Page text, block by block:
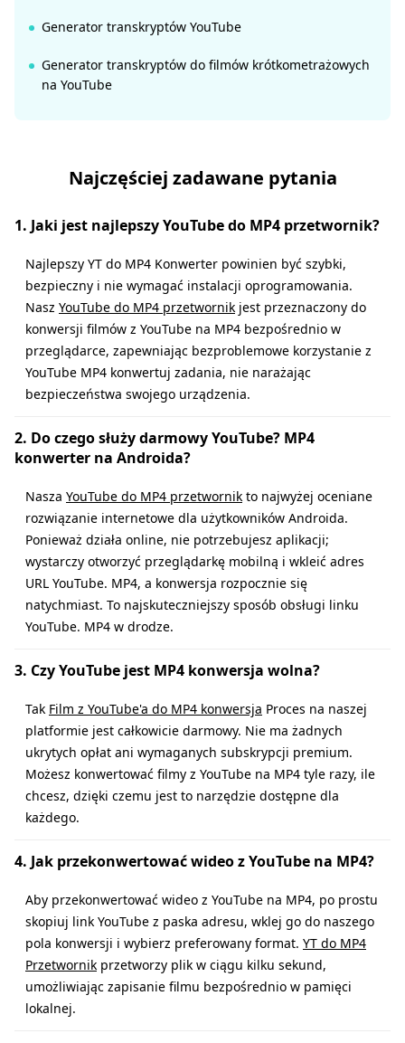
Generator transkryptów YouTube
Generator transkryptów do filmów krótkometrażowych
na YouTube
Najczęściej zadawane pytania
1. Jaki jest najlepszy YouTube do MP4 przetwornik?
Najlepszy YT do MP4 Konwerter powinien być szybki,
bezpieczny i nie wymagać instalacji oprogramowania.
Nasz YouTube do MP4 przetwornik jest przeznaczony do
konwersji filmów z YouTube na MP4 bezpośrednio w
przeglądarce, zapewniając bezproblemowe korzystanie z
YouTube MP4 konwertuj zadania, nie narażając
bezpieczeństwa swojego urządzenia.
2. Do czego służy darmowy YouTube? MP4
konwerter na Androida?
Nasza YouTube do MP4 przetwornik to najwyżej oceniane
rozwiązanie internetowe dla użytkowników Androida.
Ponieważ działa online, nie potrzebujesz aplikacji;
wystarczy otworzyć przeglądarkę mobilną i wkleić adres
URL YouTube. MP4, a konwersja rozpocznie się
natychmiast. To najskuteczniejszy sposób obsługi linku
YouTube. MP4 w drodze.
3. Czy YouTube jest MP4 konwersja wolna?
Tak Film z YouTube'a do MP4 konwersja Proces na naszej
platformie jest całkowicie darmowy. Nie ma żadnych
ukrytych opłat ani wymaganych subskrypcji premium.
Możesz konwertować filmy z YouTube na MP4 tyle razy, ile
chcesz, dzięki czemu jest to narzędzie dostępne dla
każdego.
4. Jak przekonwertować wideo z YouTube na MP4?
Aby przekonwertować wideo z YouTube na MP4, po prostu
skopiuj link YouTube z paska adresu, wklej go do naszego
pola konwersji i wybierz preferowany format. YT do MP4
Przetwornik przetworzy plik w ciągu kilku sekund,
umożliwiając zapisanie filmu bezpośrednio w pamięci
lokalnej.